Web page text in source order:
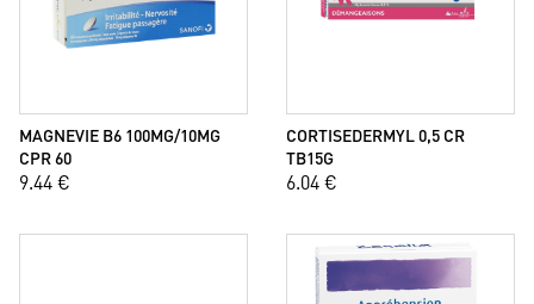
MAGNEVIE B6 100MG/10MG
CPR 60
9.44 €
CORTISEDERMYL 0,5 CR
TB15G
6.04 €